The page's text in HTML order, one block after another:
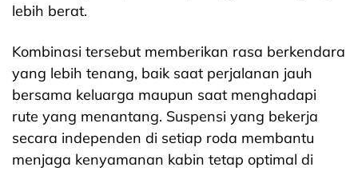
lebih berat.
Kombinasi tersebut memberikan rasa berkendara
yang lebih tenang, baik saat perjalanan jauh
bersama keluarga maupun saat menghadapi
rute yang menantang. Suspensi yang bekerja
secara independen di setiap roda membantu
menjaga kenyamanan kabin tetap optimal di